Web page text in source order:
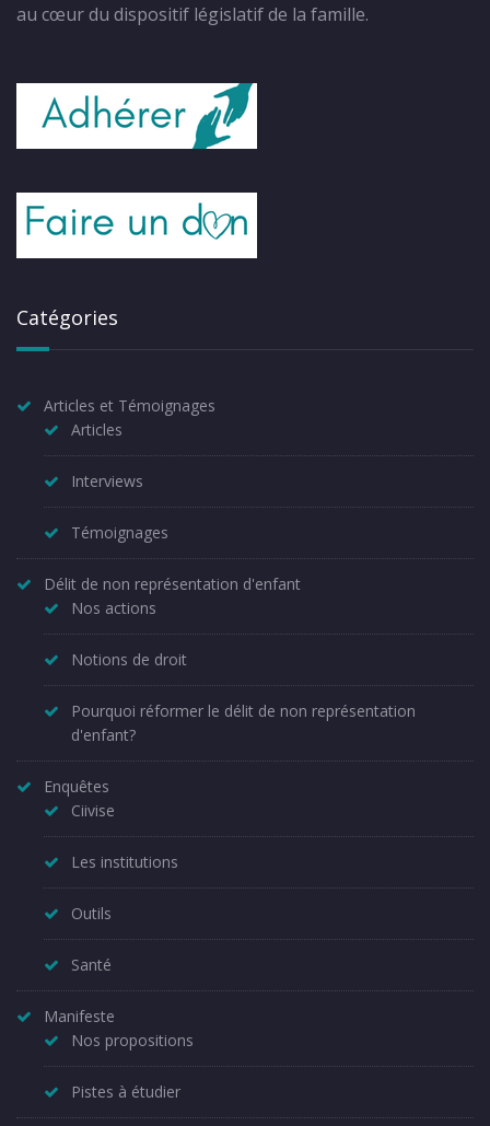
au cœur du dispositif législatif de la famille.
Catégories
Articles et Témoignages
Articles
Interviews
Témoignages
Délit de non représentation d'enfant
Nos actions
Notions de droit
Pourquoi réformer le délit de non représentation
d'enfant?
Enquêtes
Ciivise
Les institutions
Outils
Santé
Manifeste
Nos propositions
Pistes à étudier